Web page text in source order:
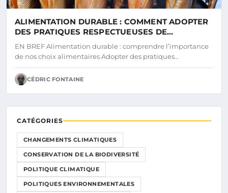
ALIMENTATION DURABLE : COMMENT ADOPTER
DES PRATIQUES RESPECTUEUSES DE
L’ENVIRONNEMENT
EN BREF Alimentation durable : comprendre l’importance
de nos choix alimentaires Adopter des pratiques…
CÉDRIC FONTAINE
CATÉGORIES
CHANGEMENTS CLIMATIQUES
CONSERVATION DE LA BIODIVERSITÉ
POLITIQUE CLIMATIQUE
POLITIQUES ENVIRONNEMENTALES